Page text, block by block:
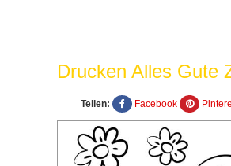
Drucken Alles Gute
Teilen: Facebook